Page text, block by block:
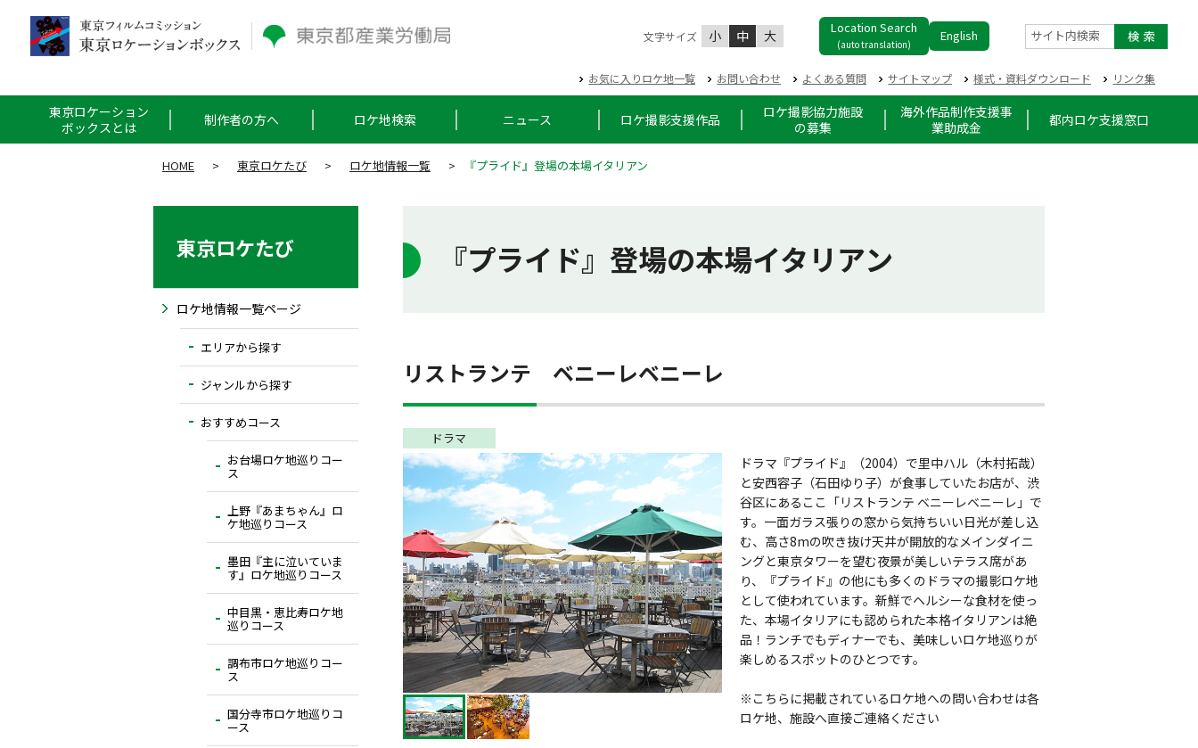
文字サイズ 小 中 大 Location Search
(auto translation)
English サイト内検索
お気に入りロケ地一覧 お問い合わせ よくある質問 サイトマップ 様式・資料ダウンロード リンク集
東京ロケーション
ボックスとは
制作者の方へ ロケ地検索 ニュース ロケ撮影支援作品
ロケ撮影協力施設
の募集
海外作品制作支援事
業助成金
都内ロケ支援窓口
HOME > 東京ロケたび > ロケ地情報一覧 > 『プライド』登場の本場イタリアン
『プライド』登場の本場イタリアン
リストランテ ベニーレベニーレ
ドラマ
ドラマ『プライド』（2004）で里中ハル（木村拓哉）
と安西容子（石田ゆり子）が食事していたお店が、渋
谷区にあるここ「リストランテ ベニーレベニーレ」で
す。一面ガラス張りの窓から気持ちいい日光が差し込
む、高さ8mの吹き抜け天井が開放的なメインダイニ
ングと東京タワーを望む夜景が美しいテラス席があ
り、『プライド』の他にも多くのドラマの撮影ロケ地
として使われています。新鮮でヘルシーな食材を使っ
た、本場イタリアにも認められた本格イタリアンは絶
品！ランチでもディナーでも、美味しいロケ地巡りが
楽しめるスポットのひとつです。
※こちらに掲載されているロケ地への問い合わせは各
ロケ地、施設へ直接ご連絡ください
東京ロケたび
ロケ地情報一覧ページ
エリアから探す
ジャンルから探す
おすすめコース
お台場ロケ地巡りコー
ス
上野『あまちゃん』ロ
ケ地巡りコース
墨田『主に泣いていま
す』ロケ地巡りコース
中目黒・恵比寿ロケ地
巡りコース
調布市ロケ地巡りコー
ス
国分寺市ロケ地巡りコ
ース